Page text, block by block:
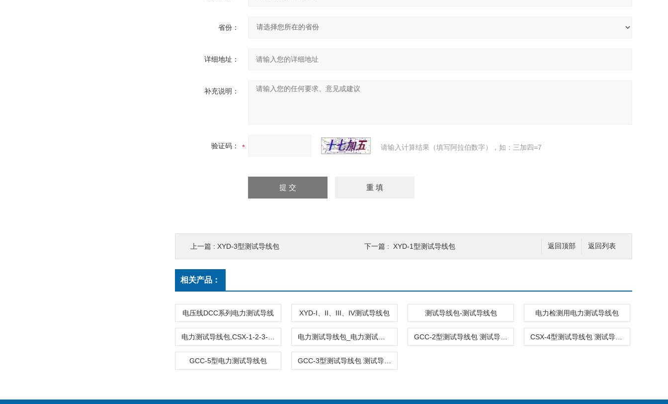
省份：
详细地址：
补充说明：
验证码： 请输入计算结果（填写阿拉伯数字），如：三加四=7
返回列表
返回顶部
上一篇 : XYD-3型测试导线包 下一篇 : XYD-1型测试导线包
相关产品：
电压线DCC系列电力测试导线 XYD-I、II、III、IV测试导线包 测试导线包-测试导线包 电力检测用电力测试导线包
GCC-5型电力测试导线包